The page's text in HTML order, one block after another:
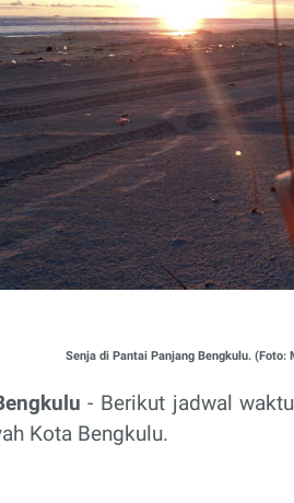
Senja di Pantai Panjang Bengkulu. (Foto:
- Berikut jadwal
Kota Bengkulu.